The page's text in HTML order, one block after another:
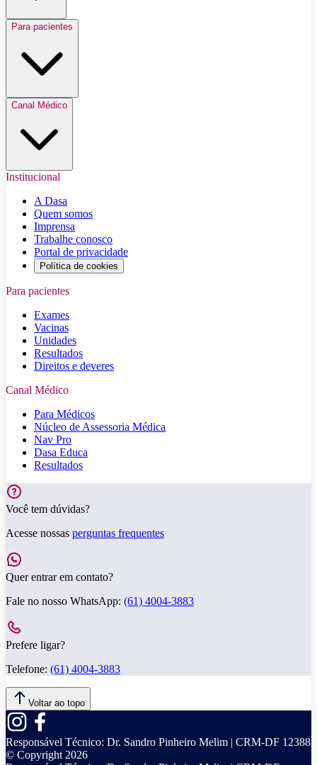
Para pacientes
Canal Médico
Institucional
A Dasa
Quem somos
Imprensa
Trabalhe conosco
Portal de privacidade
Política de cookies
Para pacientes
Exames
Vacinas
Unidades
Resultados
Direitos e deveres
Canal Médico
Para Médicos
Núcleo de Assessoria Médica
Nav Pro
Dasa Educa
Resultados
Você tem dúvidas?
Acesse nossas perguntas frequentes
Quer entrar em contato?
Fale no nosso WhatsApp: (61) 4004-3883
Prefere ligar?
Telefone: (61) 4004-3883
Voltar ao topo
Responsável Técnico: Dr. Sandro Pinheiro Melim | CRM-DF 12388
© Copyright 2026